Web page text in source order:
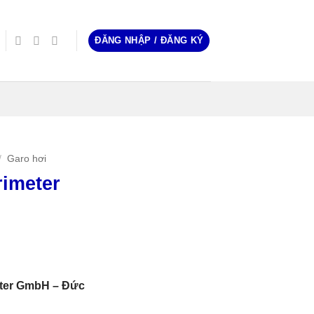
ĐĂNG NHẬP / ĐĂNG KÝ
Garo hơi
GmbH – Đức